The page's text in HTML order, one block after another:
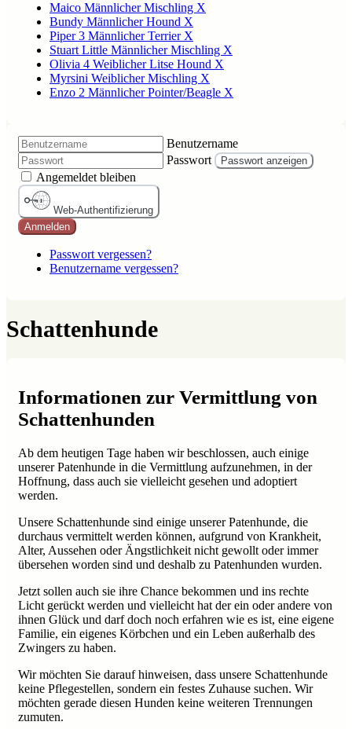
Maico Männlicher Mischling X
Bundy Männlicher Hound X
Piper 3 Männlicher Terrier X
Stuart Little Männlicher Mischling X
Olivia 4 Weiblicher Litse Hound X
Myrsini Weiblicher Mischling X
Enzo 2 Männlicher Pointer/Beagle X
Benutzername
Passwort
Passwort anzeigen
Angemeldet bleiben
Web-Authentifizierung
Anmelden
Passwort vergessen?
Benutzername vergessen?
Schattenhunde
Informationen zur Vermittlung von
Schattenhunden
Ab dem heutigen Tage haben wir beschlossen, auch einige
unserer Patenhunde in die Vermittlung aufzunehmen, in der
Hoffnung, dass auch sie vielleicht gesehen und adoptiert
werden.
Unsere Schattenhunde sind einige unserer Patenhunde, die
durchaus vermittelt werden können, aufgrund von Krankheit,
Alter, Aussehen oder Ängstlichkeit nicht gewollt oder immer
übersehen worden sind und deshalb zu Patenhunden wurden.
Jetzt sollen auch sie ihre Chance bekommen und ins rechte
Licht gerückt werden und vielleicht hat der ein oder andere von
ihnen Glück und darf doch noch erfahren wie es ist, eine eigene
Familie, ein eigenes Körbchen und ein Leben außerhalb des
Zwingers zu haben.
Wir möchten Sie darauf hinweisen, dass unsere Schattenhunde
keine Pflegestellen, sondern ein festes Zuhause suchen. Wir
möchten gerade diesen Hunden keine weiteren Trennungen
zumuten.